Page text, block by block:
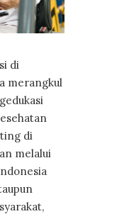
di
merangkul
di
melalui